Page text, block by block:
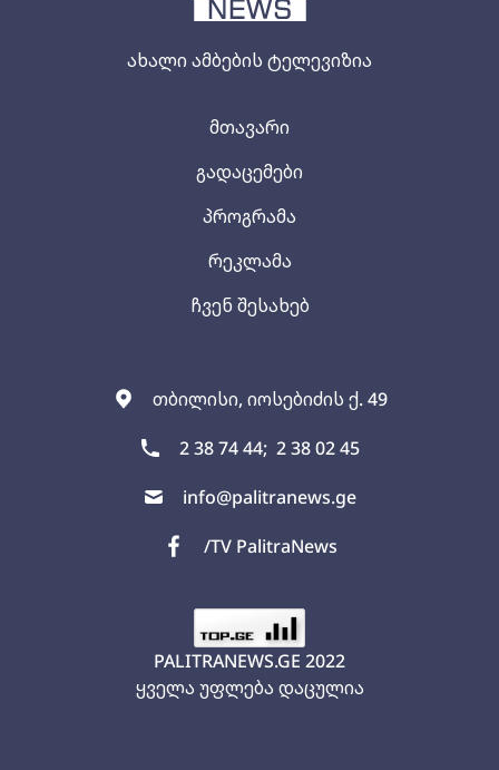
ახალი ამბების ტელევიზია
თბილისი, იოსებიძის ქ. 49
2 38 74 44; 2 38 02 45
info@palitranews.ge
/TV PalitraNews
მთავარი
გადაცემები
პროგრამა
რეკლამა
ჩვენ შესახებ
PALITRANEWS.GE 2022
ყველა უფლება დაცულია